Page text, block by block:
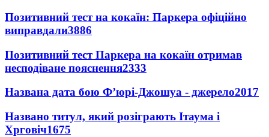
Позитивний тест на кокаїн: Паркера офіційно
виправдали3886
Позитивний тест Паркера на кокаїн отримав
несподіване пояснення2333
Названа дата бою Ф’юрі-Джошуа - джерело2017
Названо титул, який розіграють Ітаума і
Хрговіч1675